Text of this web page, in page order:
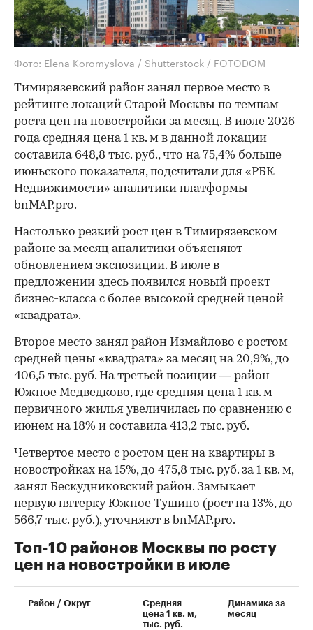
Фото: Elena Koromyslova / Shutterstock / FOTODOM
Тимирязевский район занял первое место в
рейтинге локаций Старой Москвы по темпам
роста цен на новостройки за месяц. В июле 2026
года средняя цена 1 кв. м в данной локации
составила 648,8 тыс. руб., что на 75,4% больше
июньского показателя, подсчитали для «РБК
Недвижимости» аналитики платформы
bnMAP.pro.
Настолько резкий рост цен в Тимирязевском
районе за месяц аналитики объясняют
обновлением экспозиции. В июле в
предложении здесь появился новый проект
бизнес-класса с более высокой средней ценой
«квадрата».
Второе место занял район Измайлово с ростом
средней цены «квадрата» за месяц на 20,9%, до
406,5 тыс. руб. На третьей позиции — район
Южное Медведково, где средняя цена 1 кв. м
первичного жилья увеличилась по сравнению с
июнем на 18% и составила 413,2 тыс. руб.
00:00 / 00:00
Четвертое место с ростом цен на квартиры в
новостройках на 15%, до 475,8 тыс. руб. за 1 кв. м,
занял Бескудниковский район. Замыкает
первую пятерку Южное Тушино (рост на 13%, до
566,7 тыс. руб.), уточняют в bnMAP.pro.
Топ-10 районов Москвы по росту
цен на новостройки в июле
Район / Округ
Средняя
цена 1 кв. м,
тыс. руб.
Динамика за
месяц